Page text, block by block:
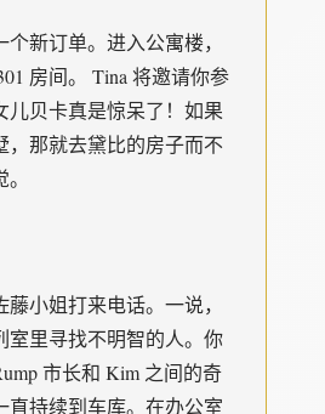
新订单。进入公寓楼，
房间。 Tina 将邀请你参
儿贝卡真是惊呆了！如果
，那就去黛比的房子而不
小姐打来电话。一说，
室里寻找不明智的人。你
市长和 Kim 之间的奇
直持续到车库。在办公室